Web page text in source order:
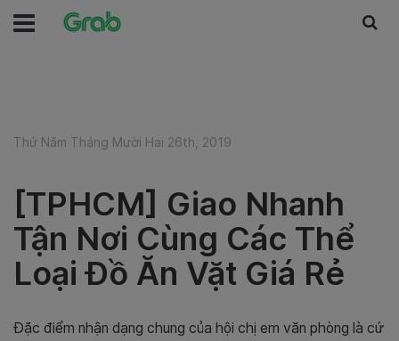
Thứ Năm Tháng Mười Hai 26th, 2019
[TPHCM] Giao Nhanh
Tận Nơi Cùng Các Thể
Loại Đồ Ăn Vặt Giá Rẻ
Đặc điểm nhận dạng chung của hội chị em văn phòng là cứ